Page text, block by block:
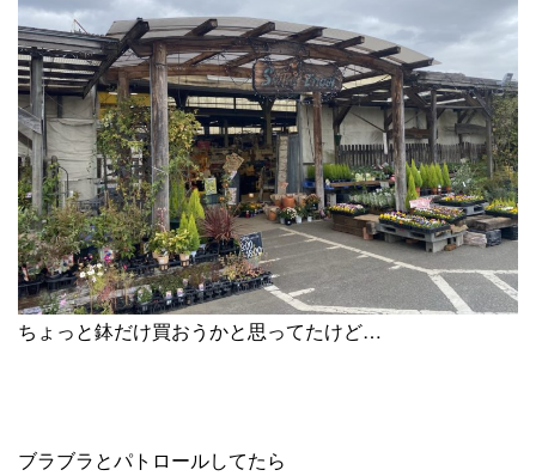
ちょっと鉢だけ買おうかと思ってたけど…
ブラブラとパトロールしてたら